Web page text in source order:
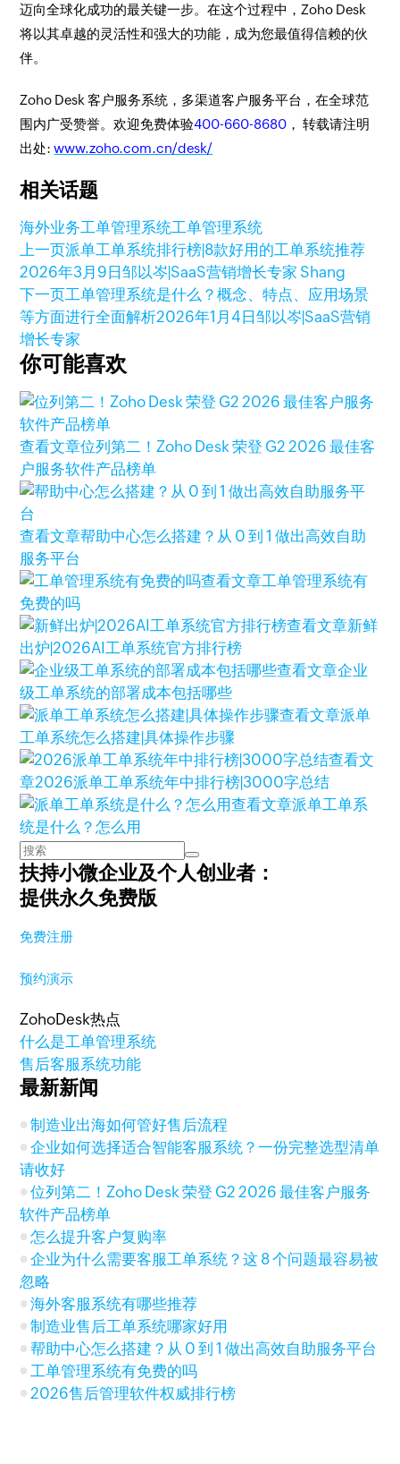
迈向全球化成功的最关键一步。在这个过程中，Zoho Desk
将以其卓越的灵活性和强大的功能，成为您最值得信赖的伙
伴。
Zoho Desk 客户服务系统，多渠道客户服务平台，在全球范
围内广受赞誉。欢迎免费体验400-660-8680 ， 转载请注明
出处:www.zoho.com.cn/desk/
相关话题
海外业务工单管理系统工单管理系统
上一页派单工单系统排行榜|8款好用的工单系统推荐
2026年3月9日邹以岑|SaaS营销增长专家 Shang
下一页工单管理系统是什么？概念、特点、应用场景
等方面进行全面解析2026年1月4日邹以岑|SaaS营销
增长专家
你可能喜欢
查看文章位列第二！Zoho Desk 荣登 G2 2026 最佳客
户服务软件产品榜单
查看文章帮助中心怎么搭建？从 0 到 1 做出高效自助
服务平台
查看文章工单管理系统有
免费的吗
查看文章新鲜
出炉|2026AI工单系统官方排行榜
查看文章企业
级工单系统的部署成本包括哪些
查看文章派单
工单系统怎么搭建|具体操作步骤
查看文
章2026派单工单系统年中排行榜|3000字总结
查看文章派单工单系
统是什么？怎么用
扶持小微企业及个人创业者：
提供永久免费版
免费注册
预约演示
ZohoDesk热点
什么是工单管理系统
售后客服系统功能
最新新闻
制造业出海如何管好售后流程
企业如何选择适合智能客服系统？一份完整选型清单
请收好
位列第二！Zoho Desk 荣登 G2 2026 最佳客户服务
软件产品榜单
怎么提升客户复购率
企业为什么需要客服工单系统？这 8 个问题最容易被
忽略
海外客服系统有哪些推荐
制造业售后工单系统哪家好用
帮助中心怎么搭建？从 0 到 1 做出高效自助服务平台
工单管理系统有免费的吗
2026售后管理软件权威排行榜